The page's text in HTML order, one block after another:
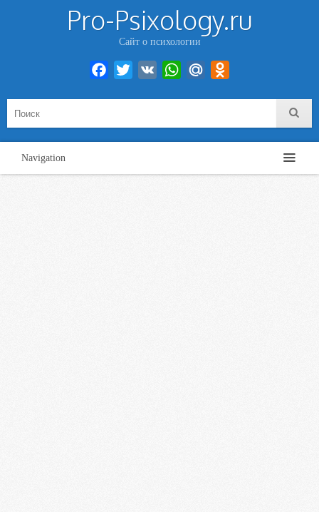
Pro-Psixology.ru
Сайт о психологии
Facebook
Twitter VK WhatsAppMail.Ru
Navigation